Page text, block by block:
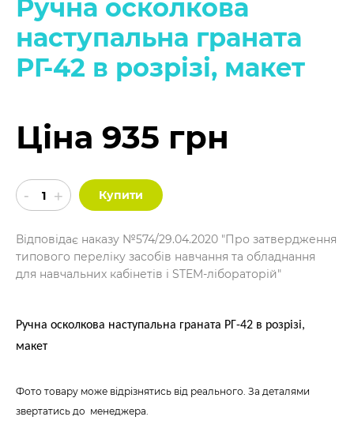
Ручна осколкова
наступальна граната
РГ-42 в розрізі, макет
Ціна 935 грн
Купити
Відповідає наказу №574/29.04.2020 "Про затвердження
типового переліку засобів навчання та обладнання
для навчальних кабінетів і STEM-лібораторій"
Ручна осколкова наступальна граната РГ-42 в розрізі,
макет
Фото товару може відрізнятись від реального. За деталями
звертатись до менеджера.